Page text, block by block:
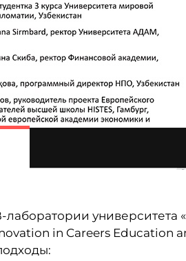
лаборатории
in Careers Education